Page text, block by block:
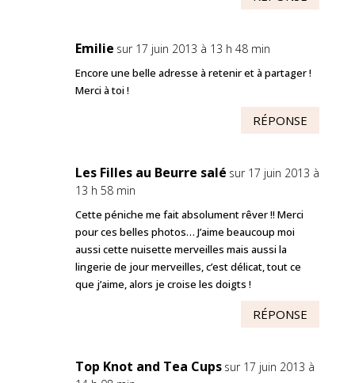
Emilie sur 17 juin 2013 à 13 h 48 min
Encore une belle adresse à retenir et à partager !
Merci à toi !
RÉPONSE
Les Filles au Beurre salé sur 17 juin 2013 à
13 h 58 min
Cette péniche me fait absolument rêver !! Merci
pour ces belles photos… J’aime beaucoup moi
aussi cette nuisette merveilles mais aussi la
lingerie de jour merveilles, c’est délicat, tout ce
que j’aime, alors je croise les doigts !
RÉPONSE
Top Knot and Tea Cups sur 17 juin 2013 à